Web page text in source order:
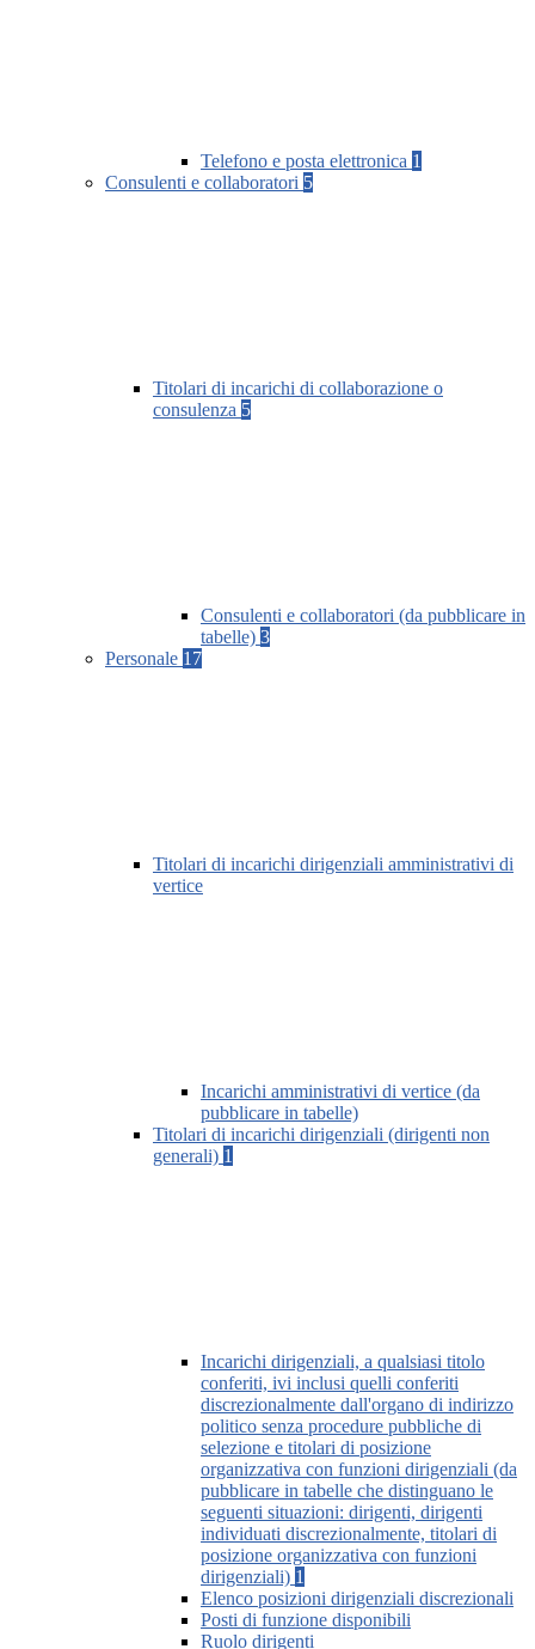
Telefono e posta elettronica 1
Consulenti e collaboratori 5
Titolari di incarichi di collaborazione o
consulenza 5
Consulenti e collaboratori (da pubblicare in
tabelle) 3
Personale 17
Titolari di incarichi dirigenziali amministrativi di
vertice
Incarichi amministrativi di vertice (da
pubblicare in tabelle)
Titolari di incarichi dirigenziali (dirigenti non
generali) 1
Incarichi dirigenziali, a qualsiasi titolo
conferiti, ivi inclusi quelli conferiti
discrezionalmente dall'organo di indirizzo
politico senza procedure pubbliche di
selezione e titolari di posizione
organizzativa con funzioni dirigenziali (da
pubblicare in tabelle che distinguano le
seguenti situazioni: dirigenti, dirigenti
individuati discrezionalmente, titolari di
posizione organizzativa con funzioni
dirigenziali) 1
Elenco posizioni dirigenziali discrezionali
Posti di funzione disponibili
Ruolo dirigenti